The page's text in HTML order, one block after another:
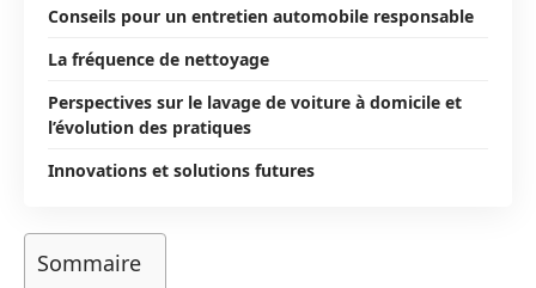
Conseils pour un entretien automobile responsable
La fréquence de nettoyage
Perspectives sur le lavage de voiture à domicile et
l’évolution des pratiques
Innovations et solutions futures
Sommaire